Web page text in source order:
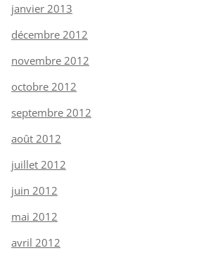
janvier 2013
décembre 2012
novembre 2012
octobre 2012
septembre 2012
août 2012
juillet 2012
juin 2012
mai 2012
avril 2012